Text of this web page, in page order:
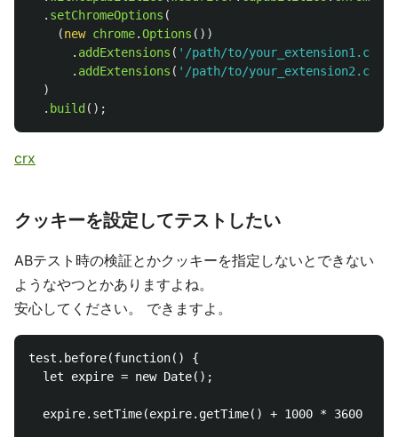
. setChromeOptions (
(new chrome.Options ())
. addExtensions ( ' /path/to/your_extension1.crx
. addExtensions ( ' /path/to/your_extension2.crx
)
. build ();
crx
クッキーを設定してテストしたい
ABテスト時の検証とかクッキーを指定しないとできない
ようなやつとかありますよね。
安心してください。 できますよ。
test.before(function() {
  let expire = new Date();
expire.setTime(expire.getTime() + 1000 * 3600 *